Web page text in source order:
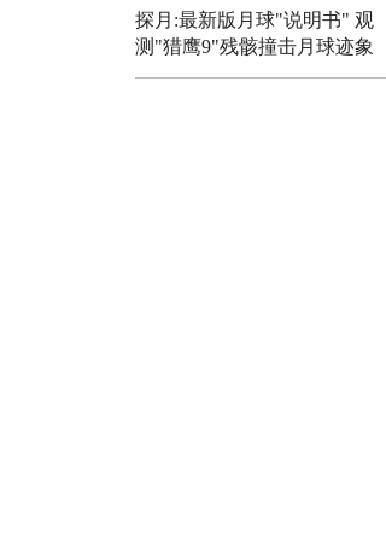
探月:最新版月球"说明书" 观
测"猎鹰9"残骸撞击月球迹象